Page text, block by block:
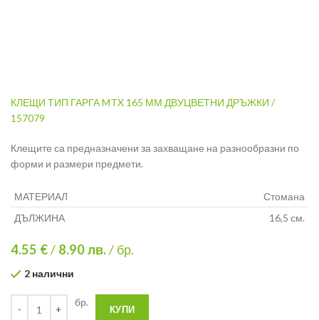
КЛЕЩИ ТИП ГАРГА MTX 165 ММ ДВУЦВЕТНИ ДРЪЖКИ /
157079
Клещите са предназначени за захващане на разнообразни по
форми и размери предмети.
МАТЕРИАЛ
Стомана
ДЪЛЖИНА
16,5 см.
4.55 €/ 8.90лв./ бр.
2 налични
бр.
КУПИ